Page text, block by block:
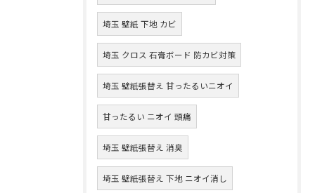
埼玉 壁紙 下地 カビ
埼玉 クロス 石膏ボード 防カビ対策
埼玉 壁紙張替え 甘ったるいニオイ
甘ったるい ニオイ 頭痛
埼玉 壁紙張替え 消臭
埼玉 壁紙張替え 下地 ニオイ消し